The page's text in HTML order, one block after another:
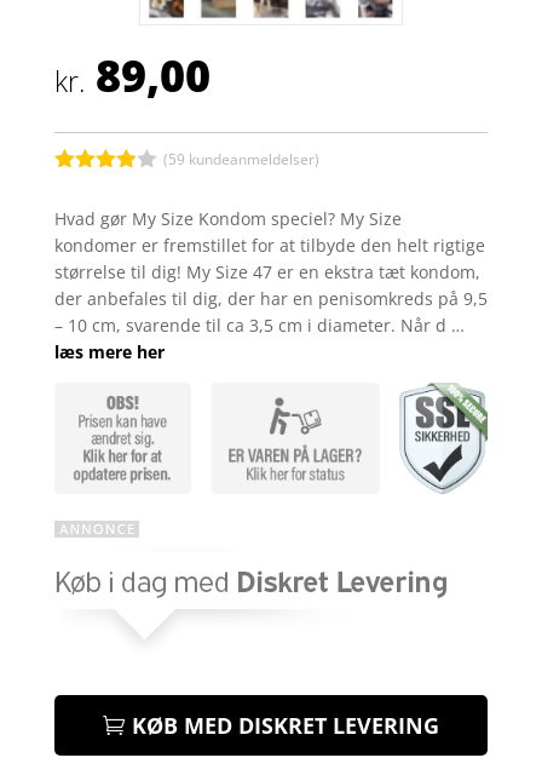
kr. 89,00
ud af 5
baseret
på
kundebed
ømmelse
r
(59 kundeanmeldelser)
Hvad gør My Size Kondom speciel? My Size
kondomer er fremstillet for at tilbyde den helt rigtige
størrelse til dig! My Size 47 er en ekstra tæt kondom,
der anbefales til dig, der har en penisomkreds på 9,5
– 10 cm, svarende til ca 3,5 cm i diameter. Når d …
læs mere her
KØB MED DISKRET LEVERING